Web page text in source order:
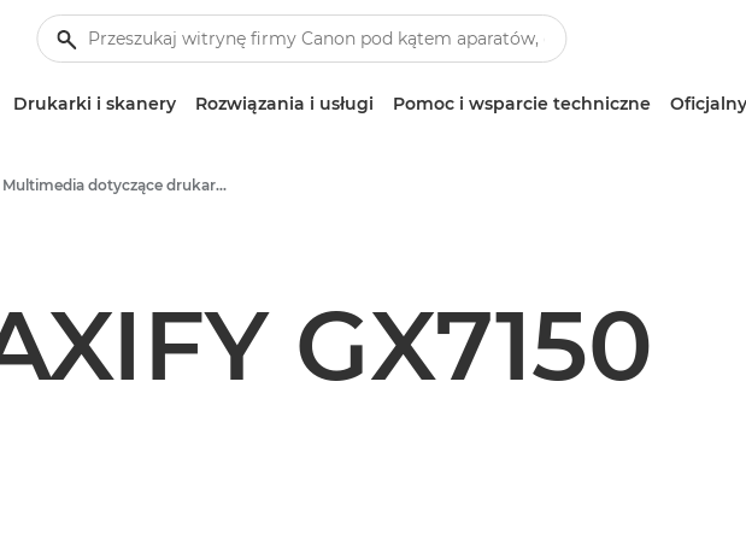
Drukarki i skanery Rozwiązania i usługi Pomoc i wsparcie techniczne
Multimedia dotyczące drukarek nabiurkowych – centrum prasowe firmy Canon
GX7150